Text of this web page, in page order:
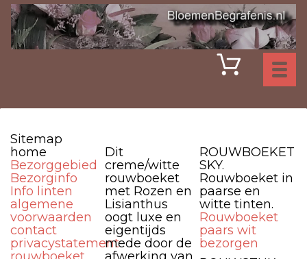
Sitemap
home
Bezorggebied
Bezorginfo
Info linten
algemene
voorwaarden
contact
privacystatement
Dit
creme/witte
rouwboeket
met Rozen en
Lisianthus
oogt luxe en
eigentijds
mede door de
ROUWBOEKET
SKY.
Rouwboeket in
paarse en
witte tinten.
Rouwboeket
paars wit
bezorgen